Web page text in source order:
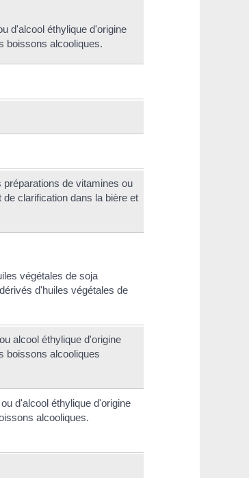
d'alcool éthylique d'origine
boissons alcooliques.
de vitamines ou
clarification dans la bière et
végétales de soja
d'huiles végétales de
alcool éthylique d'origine
boissons alcooliques
d'alcool éthylique d'origine
alcooliques.